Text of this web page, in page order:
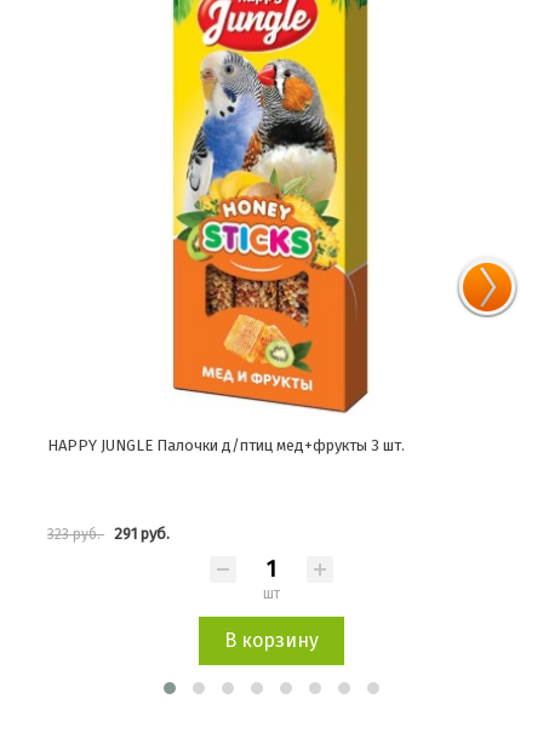
HAPPY JUNGLE Корм для средних попугаев при линьке 500г
349 руб. 315 руб.
шт
В корзину